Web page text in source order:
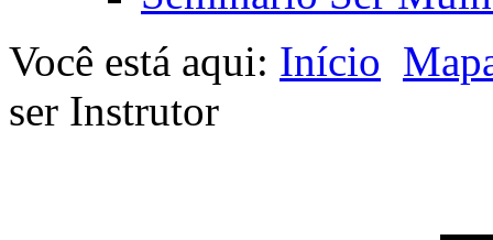
Você está aqui: Início
ser Instrutor